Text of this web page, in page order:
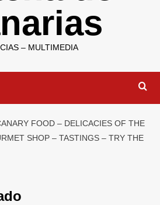
– MULTIMEDIA
FOOD – DELICACIES OF THE
SHOP – TASTINGS – TRY THE